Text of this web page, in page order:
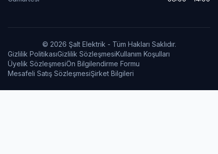
© 2026 Şalt Elektrik - Tüm Hakları Saklıdır.
Gizlilik PolitikasıGizlilik SözleşmesiKullanım Koşulları
Üyelik SözleşmesiÖn Bilgilendirme Formu
Mesafeli Satış SözleşmesiŞirket Bilgileri